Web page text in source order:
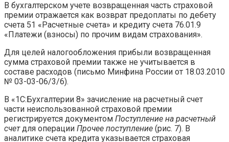
В бухгалтерском учете возвращенная часть страховой
премии отражается как возврат предоплаты по дебету
счета 51 «Расчетные счета» и кредиту счета 76.01.9
«Платежи (взносы) по прочим видам страхования».
Для целей налогообложения прибыли возвращенная
сумма страховой премии также не учитывается в
составе расходов (письмо Минфина России от 18.03.2010
№ 03-03-06/3/6).
В «1С:Бухгалтерии 8» зачисление на расчетный счет
части неиспользованной страховой премии
регистрируется документом Поступление на расчетный
счетдля операции Прочее поступление (рис. 7). В
аналитике счета кредита указывается страховая